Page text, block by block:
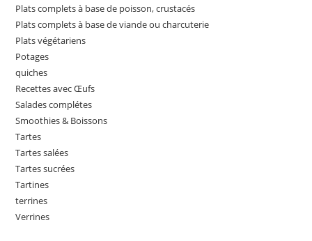
Plats complets à base de poisson, crustacés
Plats complets à base de viande ou charcuterie
Plats végétariens
Potages
quiches
Recettes avec Œufs
Salades complétes
Smoothies & Boissons
Tartes
Tartes salées
Tartes sucrées
Tartines
terrines
Verrines